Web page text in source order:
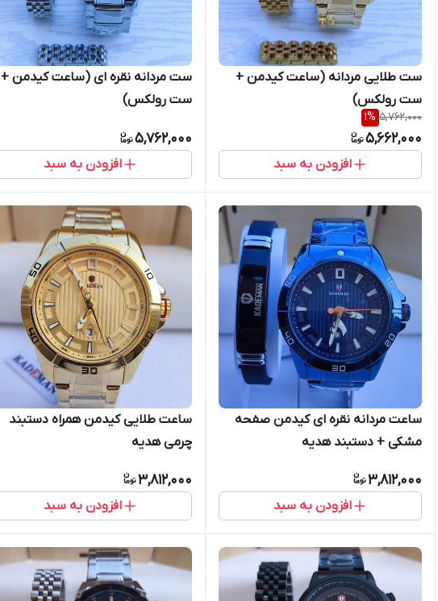
ست طلایی مردانه (ساعت کیدمن +
ست رولکس)
5,762,000
1%
5,662,000
افزودن به سبد
ست مردانه نقره ای (ساعت کیدمن +
ست رولکس)
5,762,000
افزودن به سبد
ساعت مردانه نقره ای کیدمن صفحه
مشکی + دستبند هدیه
3,812,000
افزودن به سبد
ساعت طلایی کیدمن همراه دستبند
چرمی هدیه
3,812,000
افزودن به سبد